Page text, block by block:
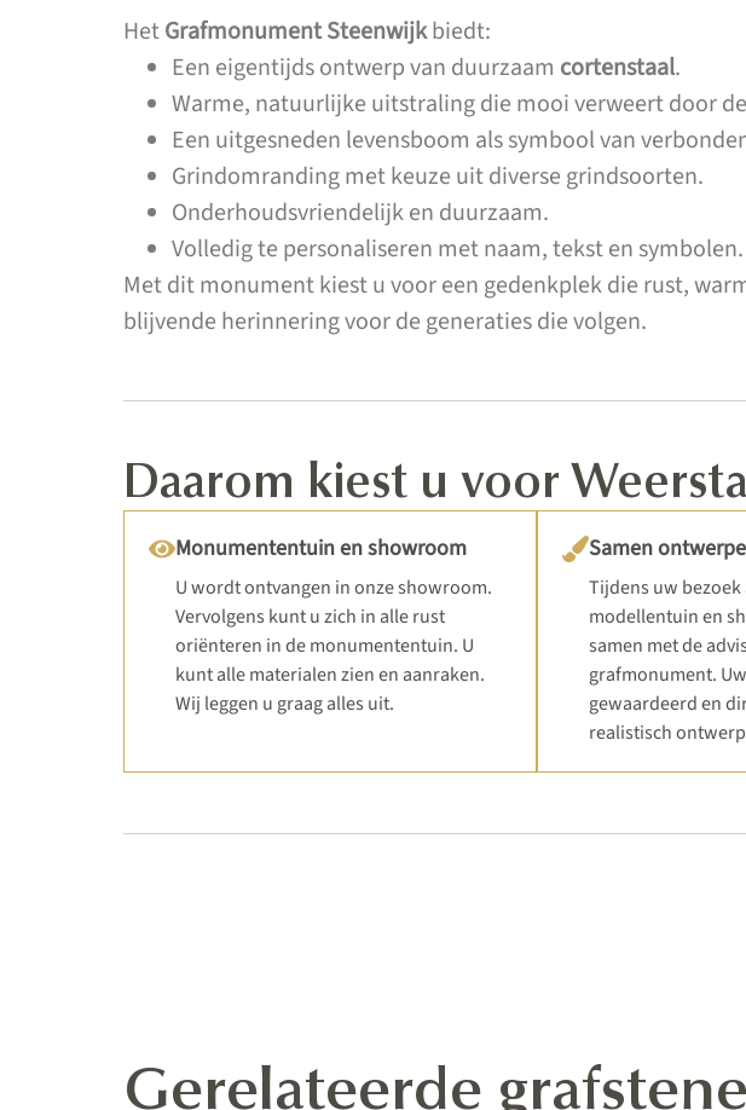
HetGrafmonument Steenwijkbiedt:
Een eigentijds ontwerp van duurzaam cortenstaal.
Warme, natuurlijke uitstraling die mooi verweert door
Een uitgesneden levensboom als symbool van
Grindomranding met keuze uit diverse grindsoorten.
Onderhoudsvriendelijk en duurzaam.
Volledig te personaliseren met naam, tekst en symbolen.
Met dit monument kiest u voor een gedenkplek die rust,
blijvende herinnering voor de generaties die volgen.
Daarom kiest u voor
Monumententuin en showroom
U wordt ontvangen in onze showroom.
Vervolgens kunt u zich in alle rust
oriënteren in de monumententuin. U
kunt alle materialen zien en aanraken.
Wij leggen u graag alles uit.
Samen
Tijdens uw bezoek
modellentuin en
samen met de
grafmonument.
gewaardeerd en
realistisch
Gerelateerde